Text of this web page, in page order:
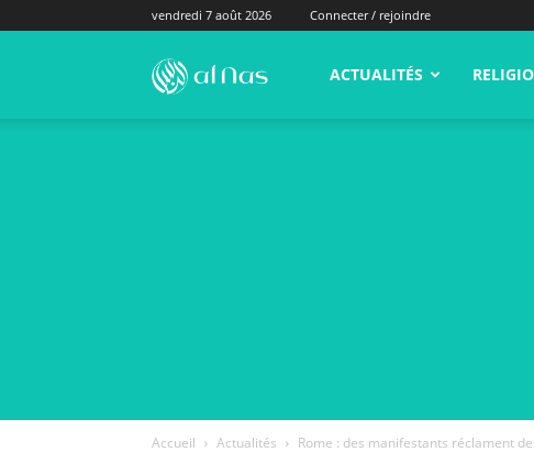
vendredi 7 août 2026 Connecter / rejoindre
alNas.fr ACTUALITÉS
Accueil Actualités Rome : des manifestants réclament